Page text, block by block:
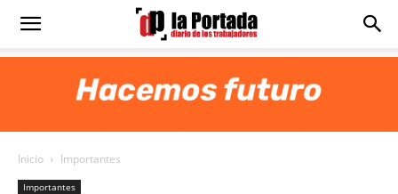
Diario
Portada
Inicio Importantes
Importantes